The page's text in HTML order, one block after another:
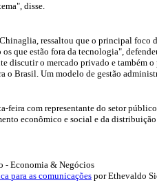
disse.
ressaltou que o principal foco
que estão fora da tecnologia",
discutir o mercado privado e também
o Brasil. Um modelo de gestão
feira com representante do setor
econômico e social e da distribuição
- Economia & Negócios
para as comunicações por Ethevaldo